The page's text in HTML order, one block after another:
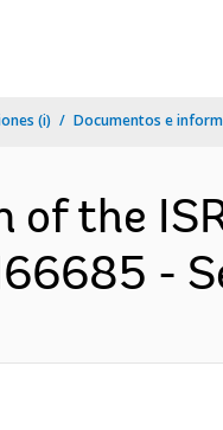
(i) Documentos e
of the
-